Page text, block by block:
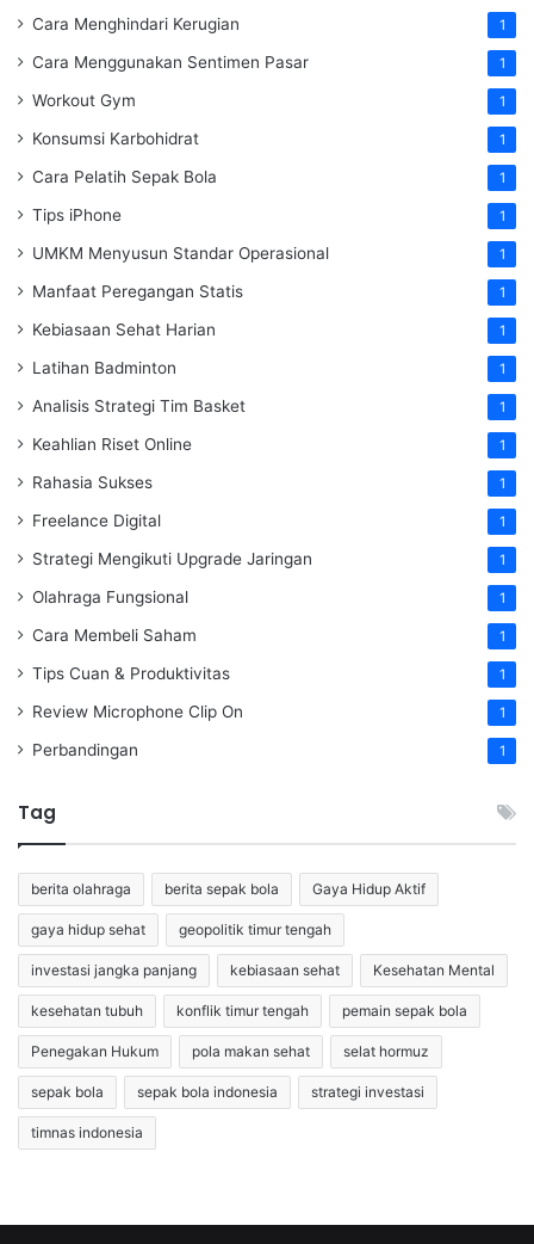
Cara Menghindari Kerugian 1
Cara Menggunakan Sentimen Pasar 1
Workout Gym 1
Konsumsi Karbohidrat 1
Cara Pelatih Sepak Bola 1
Tips iPhone 1
UMKM Menyusun Standar Operasional 1
Manfaat Peregangan Statis 1
Kebiasaan Sehat Harian 1
Latihan Badminton 1
Analisis Strategi Tim Basket 1
Keahlian Riset Online 1
Rahasia Sukses 1
Freelance Digital 1
Strategi Mengikuti Upgrade Jaringan 1
Olahraga Fungsional 1
Cara Membeli Saham 1
Tips Cuan & Produktivitas 1
Review Microphone Clip On 1
Perbandingan 1
Tag
berita olahraga berita sepak bola Gaya Hidup Aktif
gaya hidup sehat geopolitik timur tengah
investasi jangka panjang kebiasaan sehat Kesehatan Mental
kesehatan tubuh konflik timur tengah pemain sepak bola
Penegakan Hukum pola makan sehat selat hormuz
sepak bola sepak bola indonesia strategi investasi
timnas indonesia